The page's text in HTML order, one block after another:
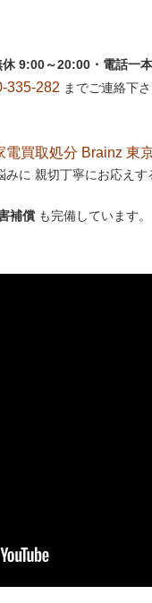
9:00～20:00・電話一
335-282 までご連絡下さ
買取処分 Brainz 東
みに 親切丁寧にお応えす
補償 も完備しています